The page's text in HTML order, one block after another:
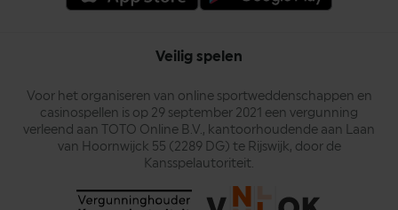
Veilig spelen
Voor het organiseren van online sportweddenschappen en
casinospellen is op 29 september 2021 een vergunning
verleend aan TOTO Online B.V., kantoorhoudende aan Laan
van Hoornwijck 55 (2289 DG) te Rijswijk, door de
Kansspelautoriteit.